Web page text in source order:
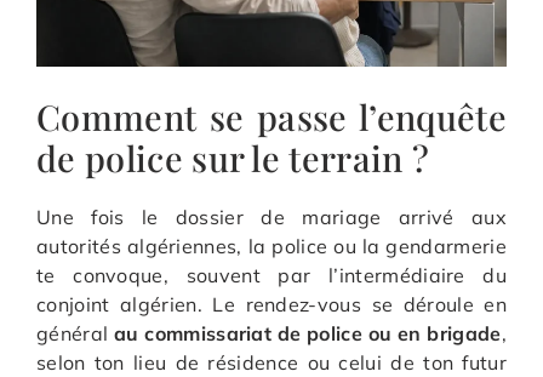
Comment se passe l’enquête
de police sur le terrain ?
Une fois le dossier de mariage arrivé aux
autorités algériennes, la police ou la gendarmerie
te convoque, souvent par l’intermédiaire du
conjoint algérien. Le rendez-vous se déroule en
général au commissariat de police ou en brigade,
selon ton lieu de résidence ou celui de ton futur